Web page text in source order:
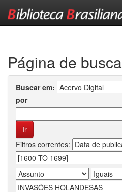
Página de busca
Buscar em:
por
Filtros correntes: